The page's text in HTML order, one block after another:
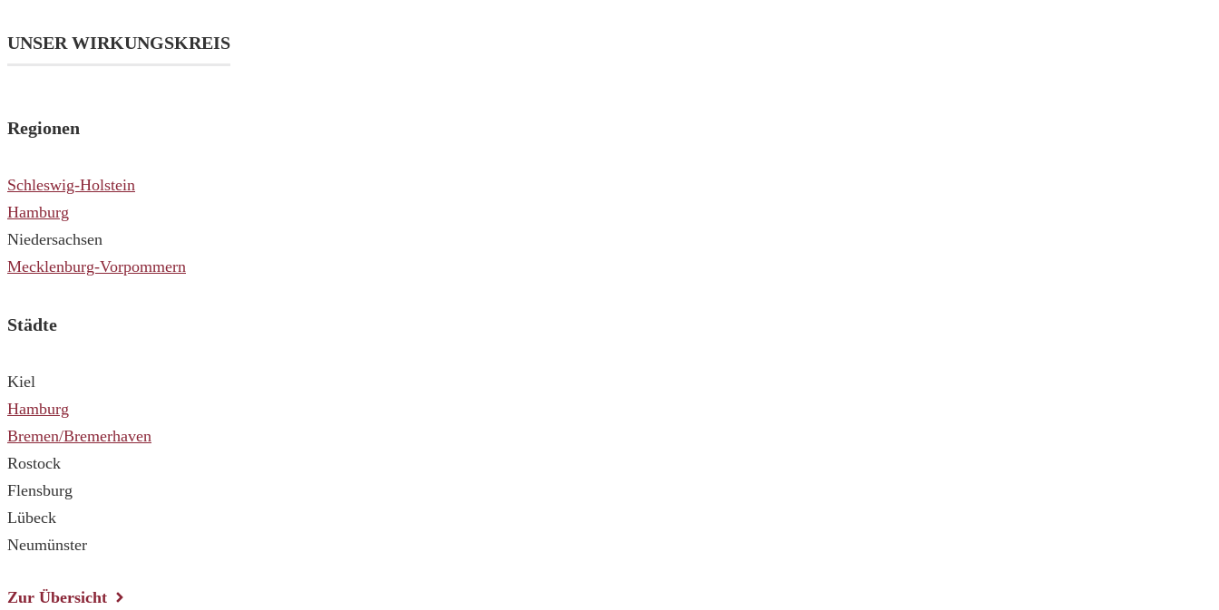
UNSER WIRKUNGSKREIS
Regionen
Schleswig-Holstein
Hamburg
Niedersachsen
Mecklenburg-Vorpommern
Städte
Kiel
Hamburg
Bremen/Bremerhaven
Rostock
Flensburg
Lübeck
Neumünster
Zur Übersicht